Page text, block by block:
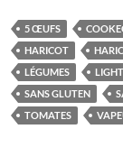
5 ŒUFS
HARICOT
LÉGUMES
LIGHT
SANS GLUTEN
TOMATES